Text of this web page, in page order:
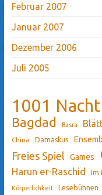
Februar 2007
Januar 2007
Dezember 2006
Juli 2005
1001 Nacht
Bagdad Basra
China Damaskus
Freies Spiel Games
Harun er-Raschid Im
Körperlichkeit Lesebühnen